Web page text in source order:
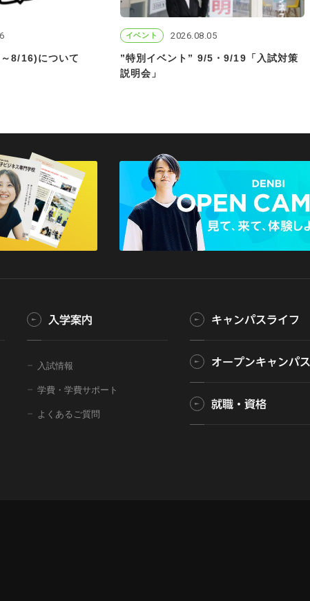
卒業生の方へ 企業の方へ
8/16)について
イベント 2026.08.05
”特別イベント” 9/5・9/19「入試対策
説明会」
入学案内
入試情報
学費・学費サポート
よくあるご質問
キャンパスライフ
オープンキャンパス
就職・資格